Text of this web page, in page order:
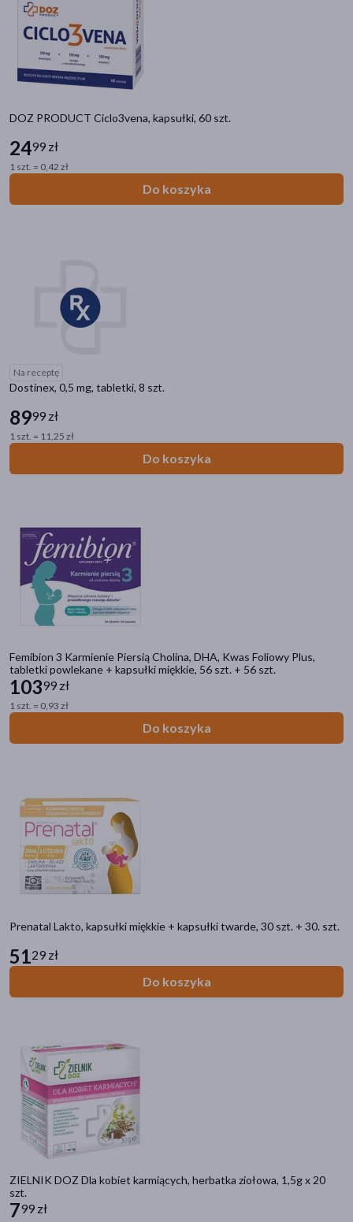
Hit
DOZ PRODUCT Ciclo3vena, kapsułki, 60 szt.
2499 zł
1 szt. = 0,42 zł
Do koszyka
Na receptę
Dostinex, 0,5 mg, tabletki, 8 szt.
8999 zł
1 szt. = 11,25 zł
Do koszyka
Femibion 3 Karmienie Piersią Cholina, DHA, Kwas Foliowy Plus,
tabletki powlekane + kapsułki miękkie, 56 szt. + 56 szt.
10399 zł
1 szt. = 0,93 zł
Do koszyka
Prenatal Lakto, kapsułki miękkie + kapsułki twarde, 30 szt. + 30. szt.
5129 zł
Do koszyka
ZIELNIK DOZ Dla kobiet karmiących, herbatka ziołowa, 1,5g x 20
szt.
799 zł